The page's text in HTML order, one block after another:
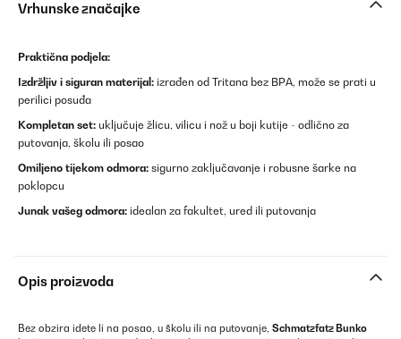
Vrhunske značajke
Praktična podjela:
Izdržljiv i siguran materijal: izrađen od Tritana bez BPA, može se prati u
perilici posuđa
Kompletan set: uključuje žlicu, vilicu i nož u boji kutije - odlično za
putovanja, školu ili posao
Omiljeno tijekom odmora: sigurno zaključavanje i robusne šarke na
poklopcu
Junak vašeg odmora: idealan za fakultet, ured ili putovanja
Opis proizvoda
Bez obzira idete li na posao, u školu ili na putovanje, Schmatzfatz Bunko